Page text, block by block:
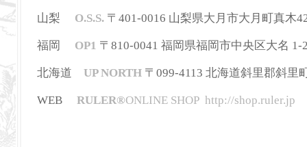
山梨 O.S.S. 〒401-0016 山梨県大月市大月町真木
福岡 OP1 〒810-0041 福岡県福岡市中央区大名
北海道 UP NORTH 〒099-4113 北海道斜里郡斜里
WEB RULER®ONLINE SHOP http://shop.ruler.jp